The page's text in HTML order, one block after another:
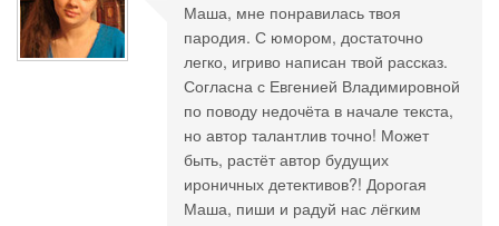
Маша, мне понравилась твоя
пародия. С юмором, достаточно
легко, игриво написан твой рассказ.
Согласна с Евгенией Владимировной
по поводу недочёта в начале текста,
но автор талантлив точно! Может
быть, растёт автор будущих
ироничных детективов?! Дорогая
Маша, пиши и радуй нас лёгким